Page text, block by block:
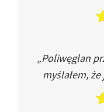
„Poliwęglan
myślałem,